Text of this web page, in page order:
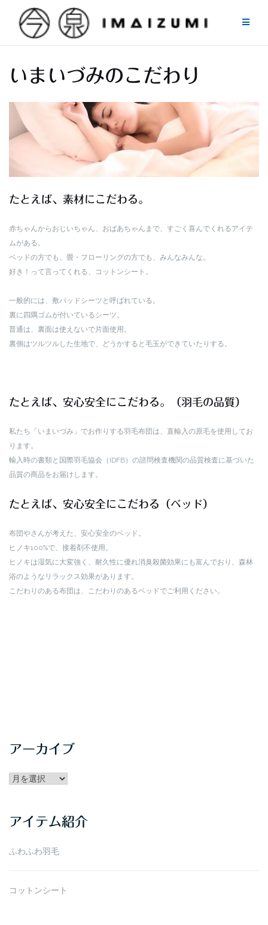
content
いまいづみのこだわり
たとえば、素材にこだわる。
赤ちゃんからおじいちゃん、おばあちゃんまで、すごく喜んでくれるアイテ
ムがある。
ベッドの方でも、畳・フローリングの方でも、みんなみんな。
好き！って言ってくれる、コットンシート。
一般的には、敷パッドシーツと呼ばれている。
裏に四隅ゴムが付いているシーツ。
普通は、裏面は使えないで片面使用。
裏側はツルツルした生地で、どうかすると毛玉ができていたりする。
たとえば、安心安全にこだわる。（羽毛の品質）
私たち「いまいづみ」でお作りする羽毛布団は、直輸入の原毛を使用してお
ります。
輸入時の書類と国際羽毛協会（IDFB）の諮問検査機関の品質検査に基づいた
品質の商品をお届けします。
たとえば、安心安全にこだわる（ベッド）
布団やさんが考えた、安心安全のベッド。
ヒノキ100%で、接着剤不使用。
ヒノキは湿気に大変強く、耐久性に優れ消臭殺菌効果にも富んでおり、森林
浴のようなリラックス効果があります。
こだわりのある布団は、こだわりのあるベッドでご利用ください。
アーカイブ
アー
ブ
アイテム紹介
ふわふわ羽毛
コットンシート